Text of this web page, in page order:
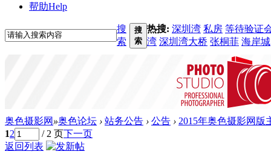
帮助Help
搜
索
搜
索
热搜: 深圳湾 私房 等待验证
湾 深圳湾大桥 张桐菲 海岸城
奥色摄影网 »奥色论坛 › 站务公告 › 公告 › 2015年奥色摄影网版
12 / 2 页下一页
返回列表